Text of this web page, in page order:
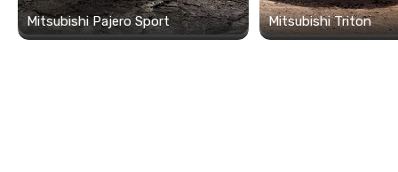
Mitsubishi Pajero Sport Mitsubishi Triton